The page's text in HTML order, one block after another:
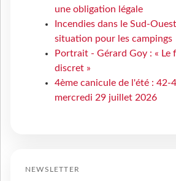
une obligation légale
Incendies dans le Sud-
situation pour les campings
Portrait - Gérard Goy : « Le
discret »
4ème canicule de l'été : 42-
mercredi 29 juillet 2026
NEWSLETTER